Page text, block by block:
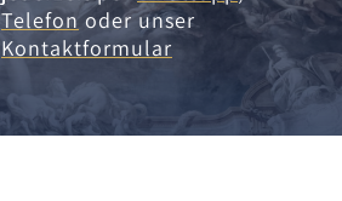
Telefonoder unser
Kontaktformular